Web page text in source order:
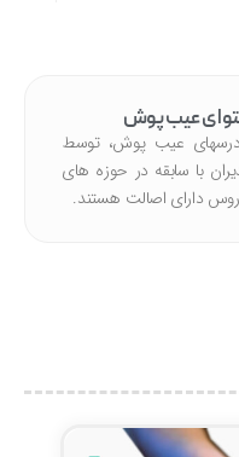
عیب پوش
عیب پوش، توسط
سابقه در حوزه های
دارای اصالت هستند.